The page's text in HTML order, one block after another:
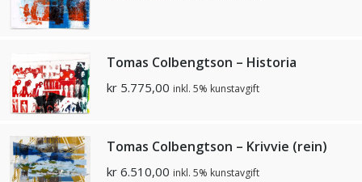
Tomas Colbengtson – Historia
kr 5.775,00 inkl. 5% kunstavgift
Tomas Colbengtson – Krivvie (rein)
kr 6.510,00 inkl. 5% kunstavgift